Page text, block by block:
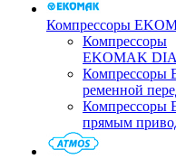
Компрессоры
Компрессоры
EKOMAK
Компрессоры
ременной
Компрессоры
прямым